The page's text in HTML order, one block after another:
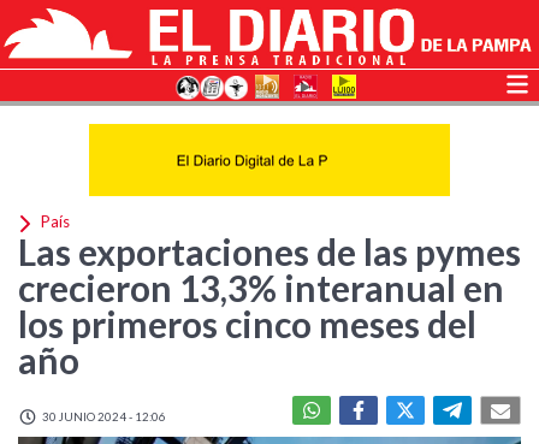
País
Las exportaciones de las pymes
crecieron 13,3% interanual en
los primeros cinco meses del
año
30 JUNIO 2024 - 12:06